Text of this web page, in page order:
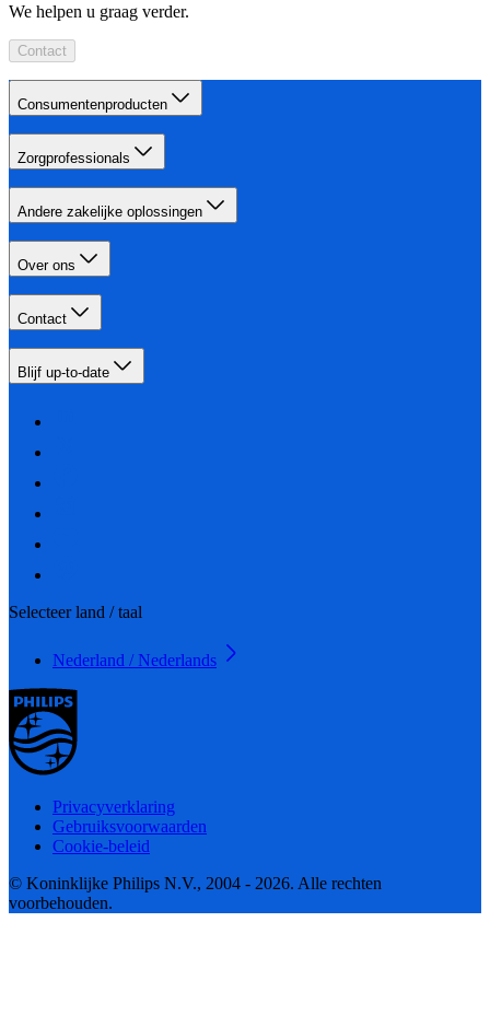
We helpen u graag verder.
Contact
Consumentenproducten
Zorgprofessionals
Andere zakelijke oplossingen
Over ons
Contact
Blijf up-to-date
Selecteer land / taal
Nederland / Nederlands
Privacyverklaring
Gebruiksvoorwaarden
Cookie-beleid
© Koninklijke Philips N.V., 2004 - 2026. Alle rechten
voorbehouden.